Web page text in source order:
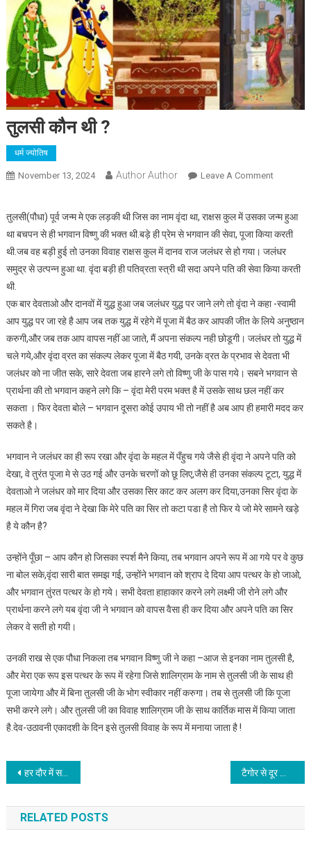
तुलसी कौन थी ?
धर्म ज्योतिष
November 13, 2024 Author Author Leave A CommentOn
थी
?
तुलसी(पौधा) पूर्व जन्म मे एक लड़की थी जिस का नाम वृंदा था, राक्षस कुल में उसका जन्म हुआ
था बचपन से ही भगवान विष्णु की भक्त थी.बड़े ही प्रेम से भगवान की सेवा, पूजा किया करती
थी.जब वह बड़ी हुई तो उनका विवाह राक्षस कुल में दानव राज जलंधर से हो गया। जलंधर
समुद्र से उत्पन्न हुआ था. वृंदा बड़ी ही पतिव्रता स्त्री थी सदा अपने पति की सेवा किया करती
थी.
एक बार देवताओ और दानवों में युद्ध हुआ जब जलंधर युद्ध पर जाने लगे तो वृंदा ने कहा -स्वामी
आप युद्ध पर जा रहे है आप जब तक युद्ध में रहेगे में पूजा में बैठ कर आपकी जीत के लिये अनुष्ठान
करुगी,और जब तक आप वापस नहीं आ जाते, मैं अपना संकल्प नही छोडूगी। जलंधर तो युद्ध में
चले गये,और वृंदा व्रत का संकल्प लेकर पूजा में बैठ गयी, उनके व्रत के प्रभाव से देवता भी
जलंधर को ना जीत सके, सारे देवता जब हारने लगे तो विष्णु जी के पास गये। सबने भगवान से
प्रार्थना की तो भगवान कहने लगे कि – वृंदा मेरी परम भक्त है में उसके साथ छल नहीं कर
सकता । फिर देवता बोले – भगवान दूसरा कोई उपाय भी तो नहीं है अब आप ही हमारी मदद कर
सकते है।
भगवान ने जलंधर का ही रूप रखा और वृंदा के महल में पँहुच गये जैसे ही वृंदा ने अपने पति को
देखा, वे तुरंत पूजा मे से उठ गई और उनके चरणों को छू लिए,जैसे ही उनका संकल्प टूटा, युद्ध में
देवताओ ने जलंधर को मार दिया और उसका सिर काट कर अलग कर दिया,उनका सिर वृंदा के
महल में गिरा जब वृंदा ने देखा कि मेरे पति का सिर तो कटा पडा है तो फिर ये जो मेरे सामने खड़े
है ये कौन है?
उन्होंने पूँछा – आप कौन हो जिसका स्पर्श मैने किया, तब भगवान अपने रूप में आ गये पर वे कुछ
ना बोल सके,वृंदा सारी बात समझ गई, उन्होंने भगवान को श्राप दे दिया आप पत्थर के हो जाओ,
और भगवान तुंरत पत्थर के हो गये। सभी देवता हाहाकार करने लगे लक्ष्मी जी रोने लगे और
प्रार्थना करने लगे यब वृंदा जी ने भगवान को वापस वैसा ही कर दिया और अपने पति का सिर
लेकर वे सती हो गयी।
उनकी राख से एक पौधा निकला तब भगवान विष्णु जी ने कहा –आज से इनका नाम तुलसी है,
और मेरा एक रूप इस पत्थर के रूप में रहेगा जिसे शालिग्राम के नाम से तुलसी जी के साथ ही
पूजा जायेगा और में बिना तुलसी जी के भोग स्वीकार नहीं करुगा। तब से तुलसी जी कि पूजा
सभी करने लगे। और तुलसी जी का विवाह शालिग्राम जी के साथ कार्तिक मास में किया जाता
है.देव-उठावनी एकादशी के दिन इसे तुलसी विवाह के रूप में मनाया जाता है !
Post
navigation
हर दौर में समानान्तर फिल्मों पर काम कर निर्माता-निर्देशकों ने खुद को स्थापित किया
RELATED POSTS